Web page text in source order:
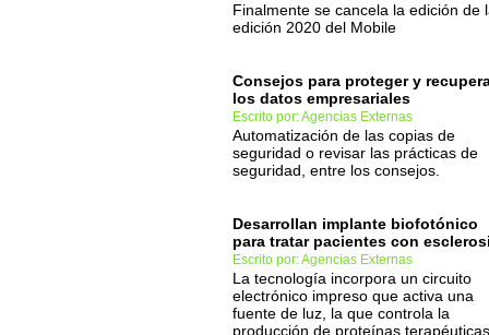
Finalmente se cancela la edición de
edición 2020 del Mobile
Consejos para proteger y
los datos empresariales
Escrito por: Agencias Externas
Automatización de las copias de
seguridad o revisar las prácticas de
seguridad, entre los consejos.
Desarrollan implante biofotónico
para tratar pacientes con
Escrito por: Agencias Externas
La tecnología incorpora un circuito
electrónico impreso que activa una
fuente de luz, la que controla la
producción de proteínas